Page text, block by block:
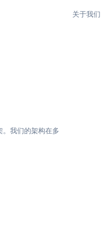
关于我们
。我们的架构在多